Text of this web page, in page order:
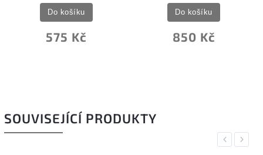
575 Kč
Do košíku
850 Kč
Do košíku
SOUVISEJÍCÍ PRODUKTY
Previous
Next